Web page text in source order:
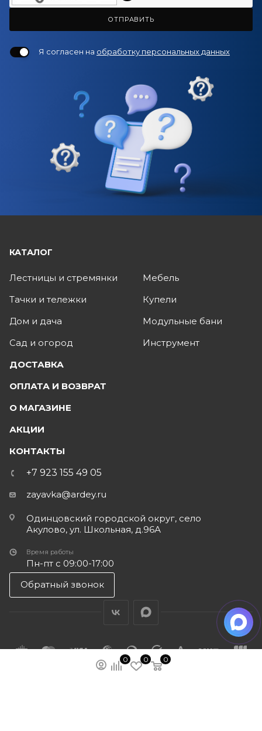
ОТПРАВИТЬ
Я согласен на обработку персональных данных
0 0 0
КАТАЛОГ
Лестницы и стремянки
Тачки и тележки
Дом и дача
Сад и огород
Мебель
Купели
Модульные бани
Инструмент
ДОСТАВКА
ОПЛАТА И ВОЗВРАТ
О МАГАЗИНЕ
АКЦИИ
КОНТАКТЫ
+7 923 155 49 05
zayavka@ardey.ru
Одинцовский городской округ, село
Акулово, ул. Школьная, д.96А
Время работы
Пн-пт с 09:00-17:00
Обратный звонок